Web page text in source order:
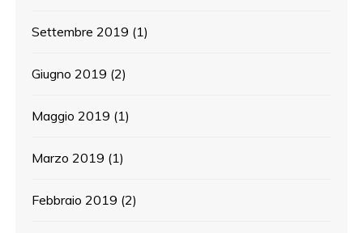
Settembre 2019 (1)
Giugno 2019 (2)
Maggio 2019 (1)
Marzo 2019 (1)
Febbraio 2019 (2)